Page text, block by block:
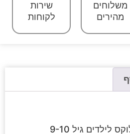
משלוחים
מהירים
שירות
לקוחות
לילדים גיל 9-10